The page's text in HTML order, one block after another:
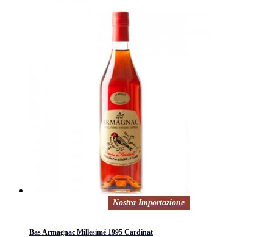
Nostra Importazione
Bas Armagnac Millesimé 1995 Cardinat